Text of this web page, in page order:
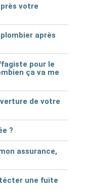
votre
après
pour le
ça va me
de votre
?
assurance,
une fuite